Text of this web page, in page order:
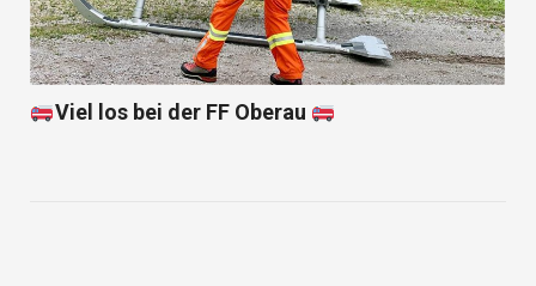
Viel los bei der FF Oberau